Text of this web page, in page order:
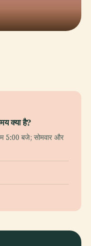
क्या है?
5:00 बजे; सोमवार और